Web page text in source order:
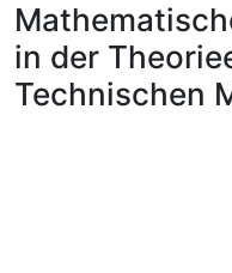
FAQ
Leitlinien
Zurück zur Startseite
in der
Technischen